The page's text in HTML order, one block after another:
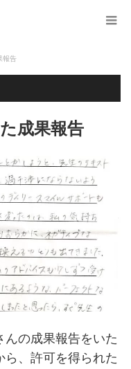
報告
成果報告
んの成果報告をいた
ら、許可を得られた